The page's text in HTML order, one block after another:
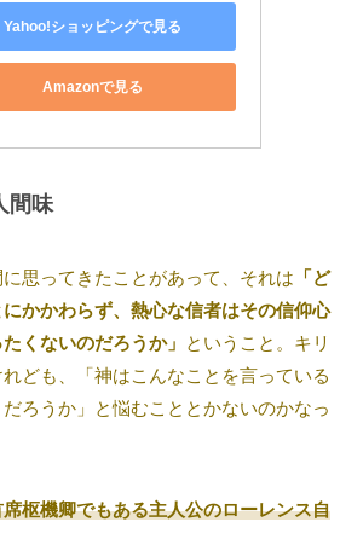
Yahoo!ショッピングで見る
Amazonで見る
間味
思ってきたことがあって、それは 「ど
かかわらず、熱心な信者はその信仰心
くないのだろうか」 ということ。キリ
ども、「神はこんなことを言っている
ろうか」と悩むこととかないのかなっ
席枢機卿でもある主人公のローレンス自